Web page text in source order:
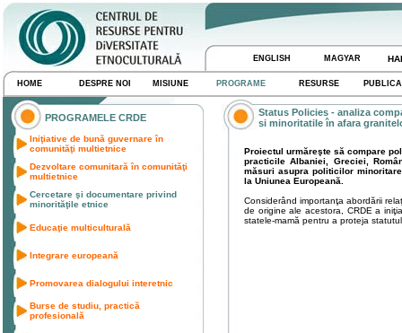
ENGLISH MAGYAR
HOME DESPRE NOI MISIUNE PROGRAME RESURSE
PROGRAMELE CRDE
Iniţiative de bună guvernare în
comunităţi multietnice
Dezvoltare comunitară în comunităţi
multietnice
Cercetare şi documentare privind
minorităţile etnice
Educaţie multiculturală
Integrare europeană
Promovarea dialogului interetnic
Burse de studiu, practică
profesională
Status Policies - analiza
si minoritatile în afara
Proiectul urmăreşte să compare
practicile Albaniei, Greciei,
măsuri asupra politicilor
la Uniunea Europeană.
Considerând importanţa abordării
de origine ale acestora, CRDE a
statele-mamă pentru a proteja